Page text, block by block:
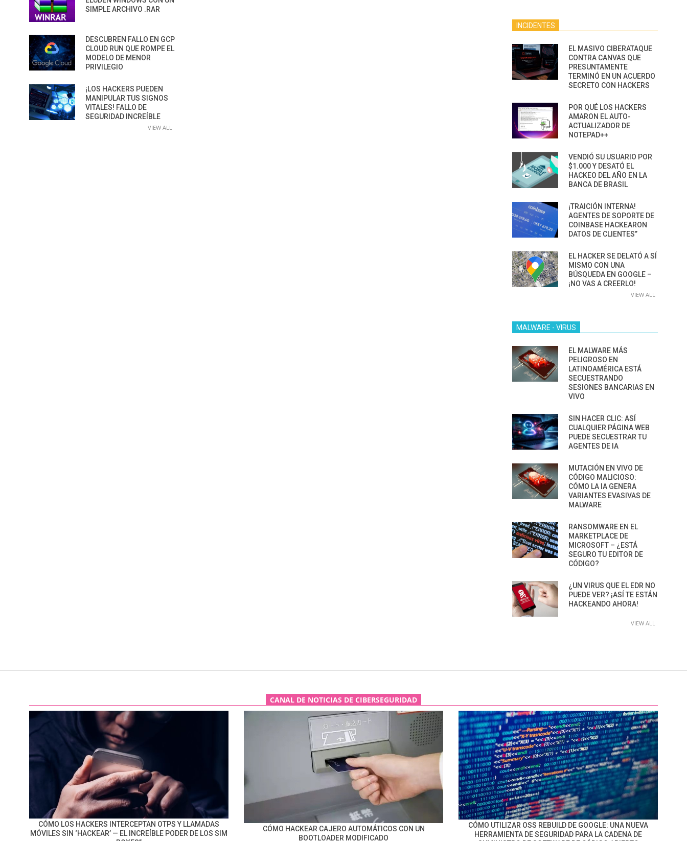
SIMPLE ARCHIVO .RAR
DESCUBREN FALLO EN GCP
CLOUD RUN QUE ROMPE EL
MODELO DE MENOR
PRIVILEGIO
¡LOS HACKERS PUEDEN
MANIPULAR TUS SIGNOS
VITALES! FALLO DE
SEGURIDAD INCREÍBLE
VIEW ALL
INCIDENTES
EL MASIVO CIBERATAQUE
CONTRA CANVAS QUE
PRESUNTAMENTE
TERMINÓ EN UN ACUERDO
SECRETO CON HACKERS
POR QUÉ LOS HACKERS
AMARON EL AUTO-
ACTUALIZADOR DE
NOTEPAD++
VENDIÓ SU USUARIO POR
$1.000 Y DESATÓ EL
HACKEO DEL AÑO EN LA
BANCA DE BRASIL
¡TRAICIÓN INTERNA!
AGENTES DE SOPORTE DE
COINBASE HACKEARON
DATOS DE CLIENTES”
EL HACKER SE DELATÓ A SÍ
MISMO CON UNA
BÚSQUEDA EN GOOGLE –
¡NO VAS A CREERLO!
VIEW ALL
MALWARE - VIRUS
EL MALWARE MÁS
PELIGROSO EN
LATINOAMÉRICA ESTÁ
SECUESTRANDO
SESIONES BANCARIAS EN
VIVO
SIN HACER CLIC: ASÍ
CUALQUIER PÁGINA WEB
PUEDE SECUESTRAR TU
AGENTES DE IA
MUTACIÓN EN VIVO DE
CÓDIGO MALICIOSO:
CÓMO LA IA GENERA
VARIANTES EVASIVAS DE
MALWARE
RANSOMWARE EN EL
MARKETPLACE DE
MICROSOFT – ¿ESTÁ
SEGURO TU EDITOR DE
CÓDIGO?
¿UN VIRUS QUE EL EDR NO
PUEDE VER? ¡ASÍ TE ESTÁN
HACKEANDO AHORA!
VIEW ALL
CANAL DE NOTICIAS DE CIBERSEGURIDAD
CÓMO LOS HACKERS INTERCEPTAN OTPS Y LLAMADAS
MÓVILES SIN ‘HACKEAR’ — EL INCREÍBLE PODER DE LOS SIM
CÓMO HACKEAR CAJERO AUTOMÁTICOS CON UN
BOOTLOADER MODIFICADO
CÓMO UTILIZAR OSS REBUILD DE GOOGLE: UNA NUEVA
HERRAMIENTA DE SEGURIDAD PARA LA CADENA DE